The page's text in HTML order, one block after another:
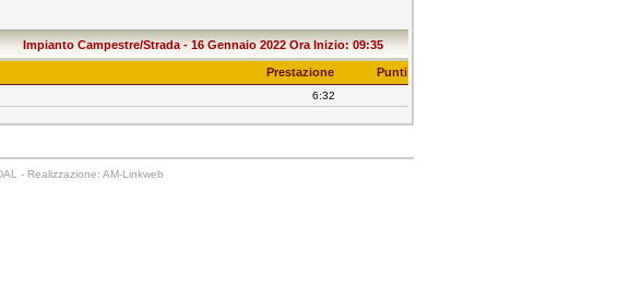
Impianto Campestre/Strada - 16 Gennaio 2022 Ora Inizio: 09:35
Prestazione Punti
6:32
- Realizzazione: AM-Linkweb